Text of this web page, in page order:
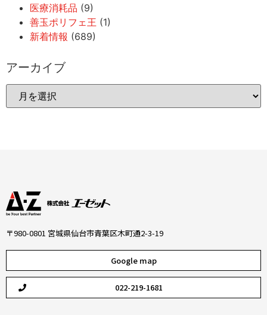
医療消耗品 (9)
善玉ポリフェ王 (1)
新着情報 (689)
アーカイブ
〒980-0801 宮城県仙台市青葉区木町通2-3-19
Google map
022-219-1681